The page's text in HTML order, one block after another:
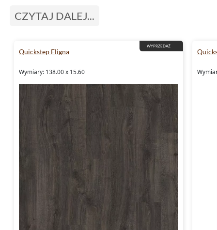
CZYTAJ DALEJ...
WYPRZEDAŻ
Quickstep Eligna
Wymiary: 138.00 x 15.60